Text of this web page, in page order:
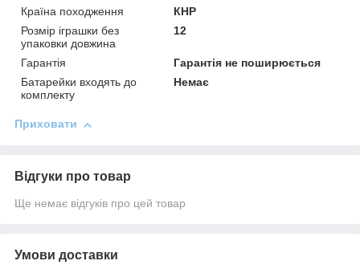
Країна походження
КНР
Розмір іграшки без
упаковки довжина
12
Гарантія
Гарантія не поширюється
Батарейки входять до
комплекту
Немає
Приховати
Відгуки про товар
Ще немає відгуків про цей товар
Умови доставки